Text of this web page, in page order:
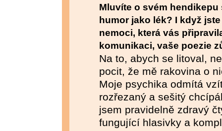
Mluvíte o svém
humor jako lék? I když
nemoci, která vás
komunikaci, vaše poezie
Na to, abych se litoval,
pocit, že mě rakovina o
Moje psychika odmítá
rozřezaný a sešitý
jsem pravidelně zdravý
fungující hlasivky a